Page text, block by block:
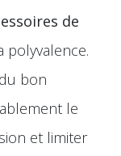
de
bon
le
et limiter